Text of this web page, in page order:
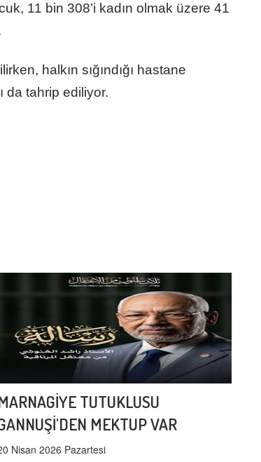
11 bin 308’i kadın olmak üzere 41
halkın sığındığı hastane
da tahrip ediliyor.
TUTUKLUSU
MEKTUP VAR
Nisan 2026 Pazartesi